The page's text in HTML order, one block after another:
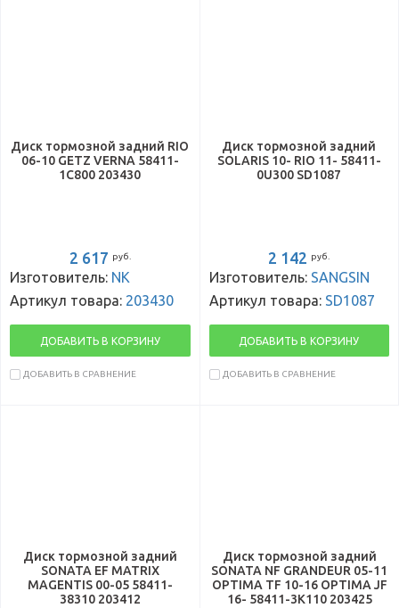
Диск тормозной задний RIO
06-10 GETZ VERNA 58411-
1C800 203430
2 617 руб.
Изготовитель: NK
Артикул товара: 203430
ДОБАВИТЬ В КОРЗИНУ
ДОБАВИТЬ В СРАВНЕНИЕ
Диск тормозной задний
SOLARIS 10- RIO 11- 58411-
0U300 SD1087
2 142 руб.
Изготовитель: SANGSIN
Артикул товара: SD1087
ДОБАВИТЬ В КОРЗИНУ
ДОБАВИТЬ В СРАВНЕНИЕ
Диск тормозной задний
SONATA EF MATRIX
MAGENTIS 00-05 58411-
38310 203412
Диск тормозной задний
SONATA NF GRANDEUR 05-11
OPTIMA TF 10-16 OPTIMA JF
16- 58411-3K110 203425